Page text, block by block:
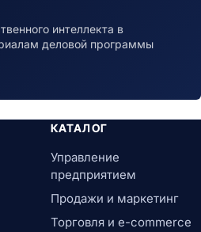
интеллекта в
деловой программы
КАТАЛОГ
Управление
предприятием
Продажи и маркетинг
Торговля и e-commerce